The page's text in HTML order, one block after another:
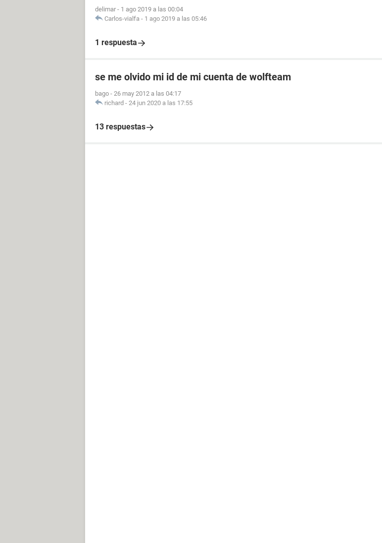
delimar - 1 ago 2019 a las 00:04
Carlos-vialfa - 1 ago 2019 a las 05:46
1 respuesta
se me olvido mi id de mi cuenta de wolfteam
bago - 26 may 2012 a las 04:17
richard - 24 jun 2020 a las 17:55
13 respuestas